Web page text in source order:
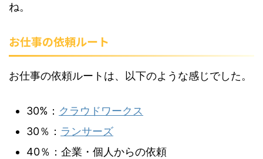
ね。
お仕事の依頼ルート
お仕事の依頼ルートは、以下のような感じでした。
30%： クラウドワークス
30％： ランサーズ
40％：企業・個人からの依頼